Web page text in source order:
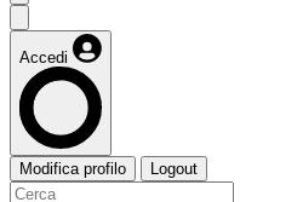
Accedi
Modifica profilo Logout